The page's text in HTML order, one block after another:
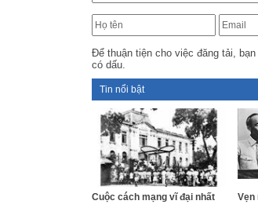
Để thuận tiện cho việc đăng tải,
có dấu.
Tin nổi bật
Cuộc cách mạng vĩ đại nhất
Vẹn